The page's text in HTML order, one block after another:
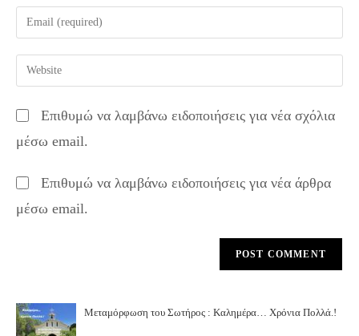
name
comment
Enter
your
email
address
comment
Enter
your
URL
(optional)
Επιθυμώ να λαμβάνω ειδοποιήσεις για νέα σχόλια
μέσω email.
Επιθυμώ να λαμβάνω ειδοποιήσεις για νέα άρθρα
μέσω email.
Μεταμόρφωση του Σωτήρος : Καλημέρα… Χρόνια Πολλά.!